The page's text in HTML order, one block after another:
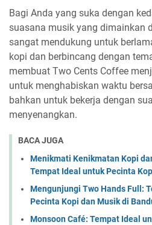
Bagi Anda yang suka dengan
suasana musik yang dimainkan
sangat mendukung untuk
kopi dan berbincang dengan
membuat Two Cents Coffee
untuk menghabiskan waktu
bahkan untuk bekerja dengan
menyenangkan.
BACA JUGA
Menikmati Kenikmatan Kopi
Tempat Ideal untuk Pecinta
Mengunjungi Two Hands Full:
Pecinta Kopi dan Musik di
Monsoon Café: Tempat Ideal